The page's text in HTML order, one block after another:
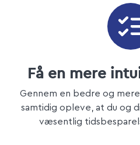
Få en mere
Gennem en bedre og
samtidig opleve, at du og
væsentlig